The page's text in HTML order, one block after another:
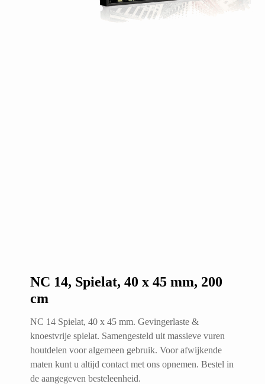
NC 14, Spielat, 40 x 45 mm, 200
cm
NC 14 Spielat, 40 x 45 mm. Gevingerlaste &
knoestvrije spielat. Samengesteld uit massieve vuren
houtdelen voor algemeen gebruik. Voor afwijkende
maten kunt u altijd contact met ons opnemen. Bestel in
de aangegeven besteleenheid.